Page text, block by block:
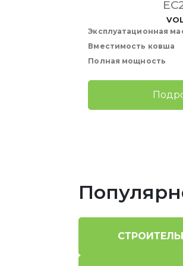
Эксплуатационная
Вместимость ковша
Полная мощность